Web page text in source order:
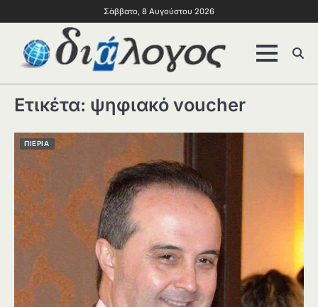
Σάββατο, 8 Αυγούστου 2026
Ετικέτα: ψηφιακό voucher
ΠΙΕΡΙΑ